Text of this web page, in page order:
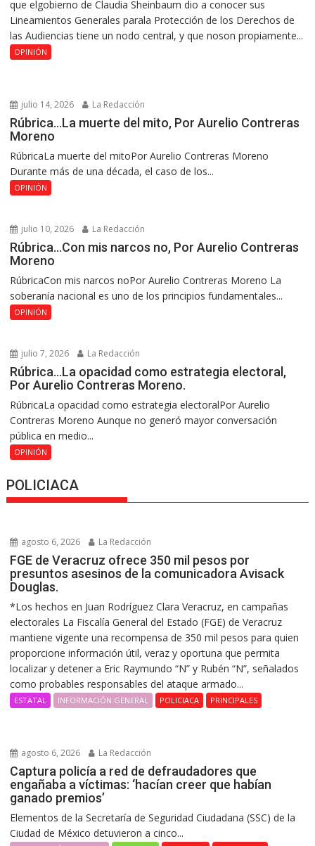
que elgobierno de Claudia Sheinbaum dio a conocer sus
Lineamientos Generales parala Protección de los Derechos de
las Audiencias tiene un nodo central, y que noson propiamente...
OPINIÓN
julio 14, 2026 La Redacción
Rúbrica…La muerte del mito, Por Aurelio Contreras
Moreno
RúbricaLa muerte del mitoPor Aurelio Contreras Moreno
Durante más de una década, el caso de los...
OPINIÓN
julio 10, 2026 La Redacción
Rúbrica…Con mis narcos no, Por Aurelio Contreras
Moreno
RúbricaCon mis narcos noPor Aurelio Contreras Moreno La
soberanía nacional es uno de los principios fundamentales...
OPINIÓN
julio 7, 2026 La Redacción
Rúbrica…La opacidad como estrategia electoral,
Por Aurelio Contreras Moreno.
RúbricaLa opacidad como estrategia electoralPor Aurelio
Contreras Moreno Aunque no generó mayor conversación
pública en medio...
OPINIÓN
POLICIACA
agosto 6, 2026 La Redacción
FGE de Veracruz ofrece 350 mil pesos por
presuntos asesinos de la comunicadora Avisack
Douglas.
*Los hechos en Juan Rodríguez Clara Veracruz, en campañas
electorales La Fiscalía General del Estado (FGE) de Veracruz
mantiene vigente una recompensa de 350 mil pesos para quien
proporcione información útil, veraz y oportuna que permita
localizar y detener a Eric Raymundo “N” y Rubén “N”, señalados
como probables responsables del ataque armado...
ESTATAL INFORMACIÓN GENERAL POLICIACA PRINCIPALES
agosto 6, 2026 La Redacción
Captura policía a red de defraudadores que
engañaba a víctimas: ‘hacían creer que habían
ganado premios’
Elementos de la Secretaría de Seguridad Ciudadana (SSC) de la
Ciudad de México detuvieron a cinco...